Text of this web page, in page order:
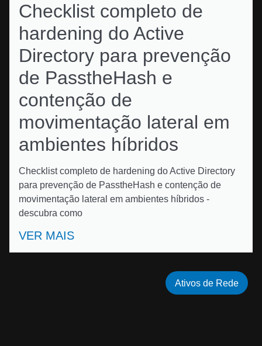
Checklist completo de
hardening do Active
Directory para prevenção
de PasstheHash e
contenção de
movimentação lateral em
ambientes híbridos
Checklist completo de hardening do Active Directory
para prevenção de PasstheHash e contenção de
movimentação lateral em ambientes híbridos -
descubra como
VER MAIS
Ativos de Rede